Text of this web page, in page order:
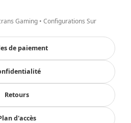
Gaming • Configurations Sur
de paiement
Retours
d'accès